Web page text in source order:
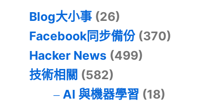
Blog大小事 (26)
Facebook同步備份 (370)
Hacker News (499)
技術相關 (582)
AI 與機器學習 (18)